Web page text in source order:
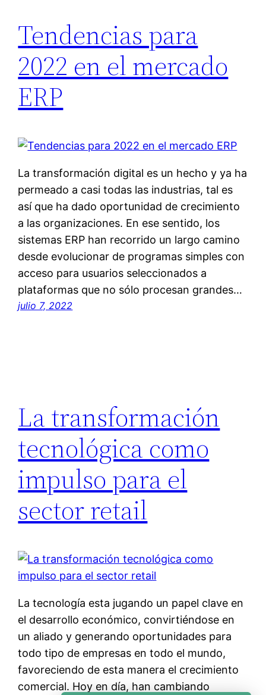
Tendencias para
2022 en el mercado
ERP
La transformación digital es un hecho y ya ha
permeado a casi todas las industrias, tal es
así que ha dado oportunidad de crecimiento
a las organizaciones. En ese sentido, los
sistemas ERP han recorrido un largo camino
desde evolucionar de programas simples con
acceso para usuarios seleccionados a
plataformas que no sólo procesan grandes…
julio 7, 2022
La transformación
tecnológica como
impulso para el
sector retail
La tecnología esta jugando un papel clave en
el desarrollo económico, convirtiéndose en
un aliado y generando oportunidades para
todo tipo de empresas en todo el mundo,
favoreciendo de esta manera el crecimiento
comercial. Hoy en día, han cambiando